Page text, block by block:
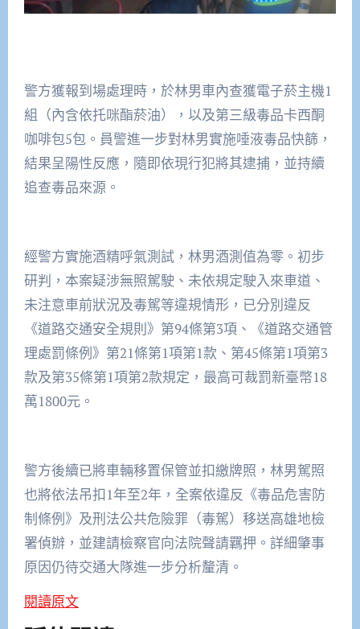
警方獲報到場處理時，於林男車內查獲電子菸主機1
組（內含依托咪酯菸油），以及第三級毒品卡西酮
咖啡包5包。員警進一步對林男實施唾液毒品快篩，
結果呈陽性反應，隨即依現行犯將其逮捕，並持續
追查毒品來源。
經警方實施酒精呼氣測試，林男酒測值為零。初步
研判，本案疑涉無照駕駛、未依規定駛入來車道、
未注意車前狀況及毒駕等違規情形，已分別違反
《道路交通安全規則》第94條第3項、《道路交通管
理處罰條例》第21條第1項第1款、第45條第1項第3
款及第35條第1項第2款規定，最高可裁罰新臺幣18
萬1800元。
警方後續已將車輛移置保管並扣繳牌照，林男駕照
也將依法吊扣1年至2年，全案依違反《毒品危害防
制條例》及刑法公共危險罪（毒駕）移送高雄地檢
署偵辦，並建請檢察官向法院聲請羈押。詳細肇事
原因仍待交通大隊進一步分析釐清。
閱讀原文